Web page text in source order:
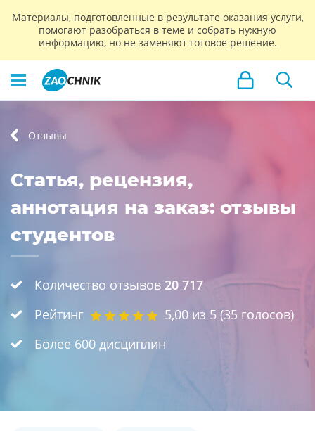
Материалы, подготовленные в результате оказания услуги,
помогают разобраться в теме и собрать нужную
информацию, но не заменяют готовое решение.
Отзывы
Статья, рецензия,
аннотация на заказ: отзывы
студентов
Количество отзывов 20 717
Рейтинг
5,00 из 5 (35 голосов)
Более 600 дисциплин